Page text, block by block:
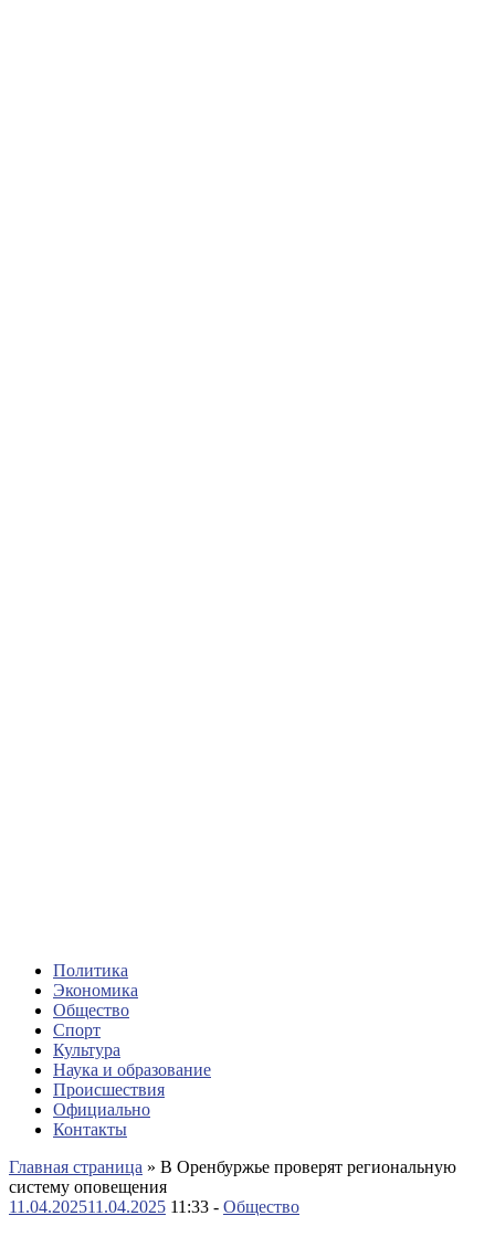
Политика
Экономика
Общество
Спорт
Культура
Наука и образование
Происшествия
Официально
Контакты
Главная страница » В Оренбуржье проверят региональную
систему оповещения
11.04.202511.04.2025 11:33 - Общество